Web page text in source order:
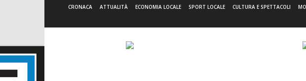
CRONACA ATTUALITÀ ECONOMIA LOCALE SPORT LOCALE CULTURA E SPETTACOLI